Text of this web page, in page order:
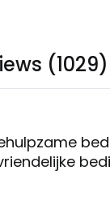
(1029)